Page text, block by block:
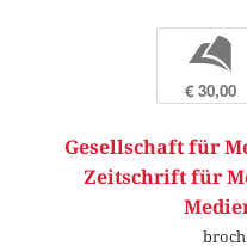
b
€ 30,00
Gesellschaft für
Zeitschrift für